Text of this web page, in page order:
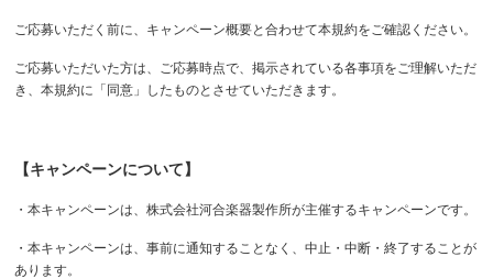
ご応募いただく前に、キャンペーン概要と合わせて本規約をご確認ください。
ご応募いただいた方は、ご応募時点で、掲示されている各事項をご理解いただ
き、本規約に「同意」したものとさせていただきます。
【キャンペーンについて】
・本キャンペーンは、株式会社河合楽器製作所が主催するキャンペーンです。
・本キャンペーンは、事前に通知することなく、中止・中断・終了することが
あります。